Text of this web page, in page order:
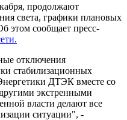
продолжают
света, графики плановых
этом сообщает пресс-
отключения
стабилизационных
ДТЭК вместе со
экстренными
власти делают все
ситуации", -